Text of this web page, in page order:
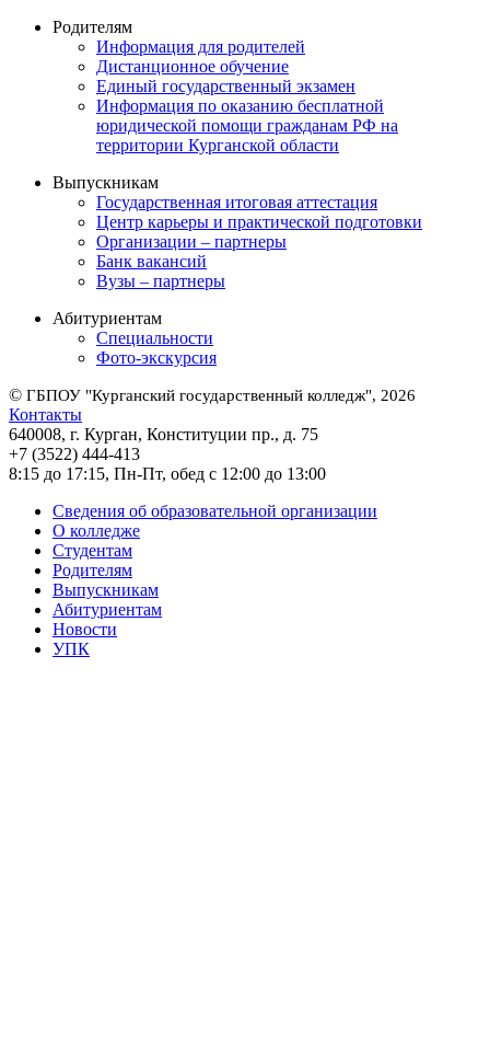
Родителям
Информация для родителей
Дистанционное обучение
Единый государственный экзамен
Информация по оказанию бесплатной
юридической помощи гражданам РФ на
территории Курганской области
Выпускникам
Государственная итоговая аттестация
Центр карьеры и практической подготовки
Организации – партнеры
Банк вакансий
Вузы – партнеры
Абитуриентам
Специальности
Фото-экскурсия
© ГБПОУ "Курганский государственный колледж", 2026
Контакты
640008, г. Курган, Конституции пр., д. 75
+7 (3522) 444-413
8:15 до 17:15, Пн-Пт, обед с 12:00 до 13:00
Сведения об образовательной организации
О колледже
Студентам
Родителям
Выпускникам
Абитуриентам
Новости
УПК